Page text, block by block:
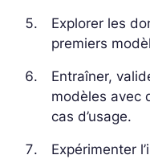
Explorer les
premiers
Entraîner,
modèles avec
cas d’usage.
Expérimenter